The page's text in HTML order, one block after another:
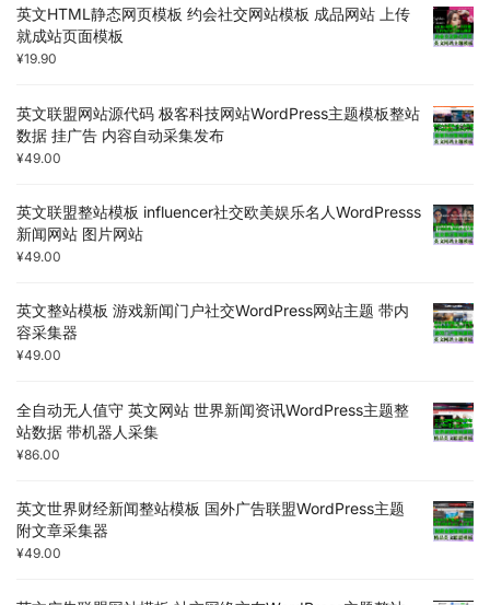
英文HTML静态网页模板 约会社交网站模板 成品网站 上传
就成站页面模板
¥19.90
英文联盟网站源代码 极客科技网站WordPress主题模板整站
数据 挂广告 内容自动采集发布
¥49.00
英文联盟整站模板 influencer社交欧美娱乐名人WordPresss
新闻网站 图片网站
¥49.00
英文整站模板 游戏新闻门户社交WordPress网站主题 带内
容采集器
¥49.00
全自动无人值守 英文网站 世界新闻资讯WordPress主题整
站数据 带机器人采集
¥86.00
英文世界财经新闻整站模板 国外广告联盟WordPress主题
附文章采集器
¥49.00